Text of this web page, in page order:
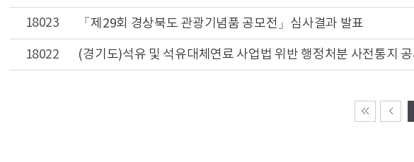
18023 「제29회 경상북도 관광기념품 공모전」심사결과 발표
18022 (경기도)석유 및 석유대체연료 사업법 위반 행정처분 사전통지